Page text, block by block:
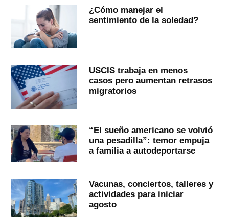
¿Cómo manejar el
sentimiento de la soledad?
USCIS trabaja en menos
casos pero aumentan retrasos
migratorios
“El sueño americano se volvió
una pesadilla”: temor empuja
a familia a autodeportarse
Vacunas, conciertos, talleres y
actividades para iniciar
agosto